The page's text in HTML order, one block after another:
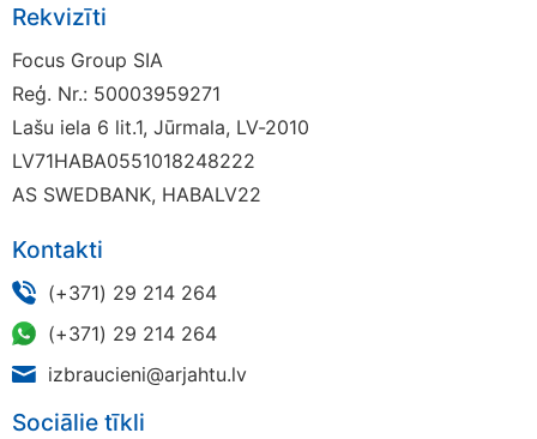
Rekvizīti
Focus Group SIA
Reģ. Nr.: 50003959271
Lašu iela 6 lit.1, Jūrmala, LV-2010
LV71HABA0551018248222
AS SWEDBANK, HABALV22
Kontakti
(+371) 29 214 264
(+371) 29 214 264
izbraucieni@arjahtu.lv
Sociālie tīkli